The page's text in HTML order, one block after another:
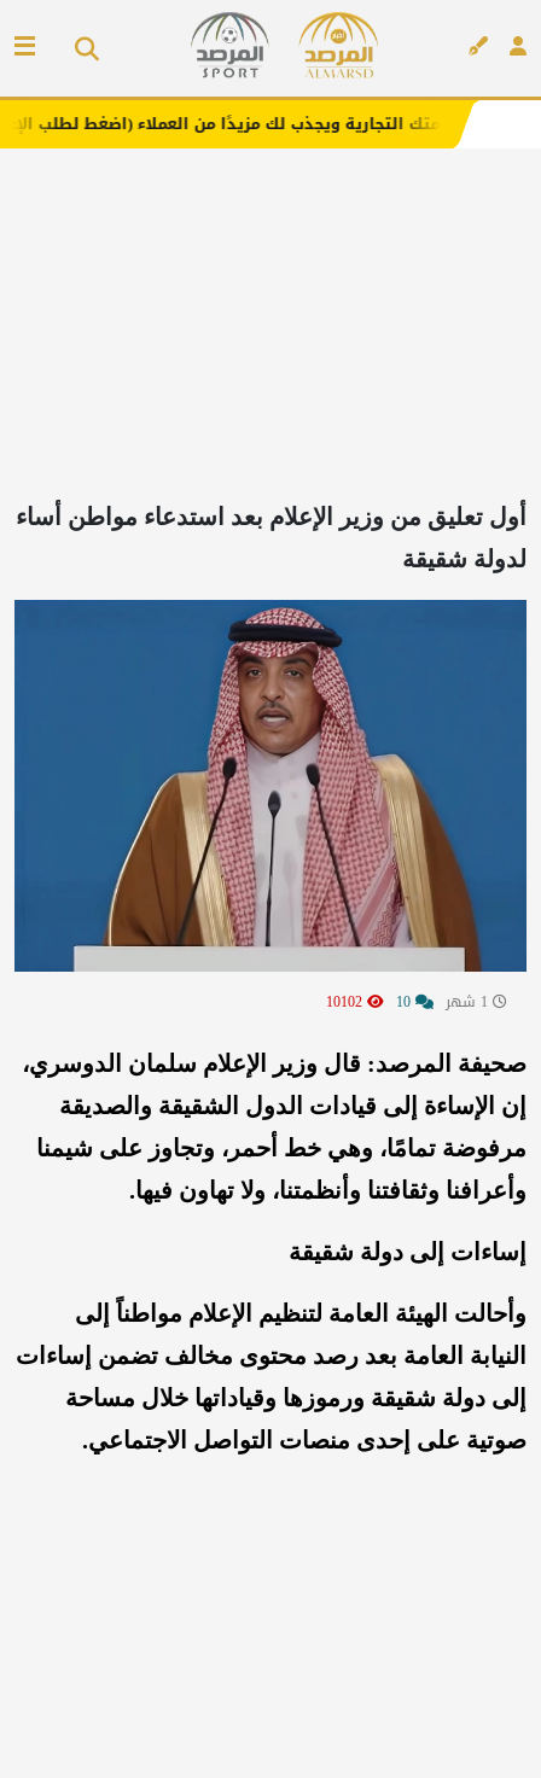
ويجذب لك مزيدًا من العملاء (اضغط لطلب الإعلان)
أول تعليق من وزير الإعلام بعد استدعاء مواطن أساء
لدولة شقيقة
صحيفة المرصد: قال وزير الإعلام سلمان الدوسري،
إن الإساءة إلى قيادات الدول الشقيقة والصديقة
مرفوضة تمامًا، وهي خط أحمر، وتجاوز على شيمنا
وأعرافنا وثقافتنا وأنظمتنا، ولا تهاون فيها.
إساءات إلى دولة شقيقة
وأحالت الهيئة العامة لتنظيم الإعلام مواطناً إلى
النيابة العامة بعد رصد محتوى مخالف تضمن إساءات
إلى دولة شقيقة ورموزها وقياداتها خلال مساحة
صوتية على إحدى منصات التواصل الاجتماعي.